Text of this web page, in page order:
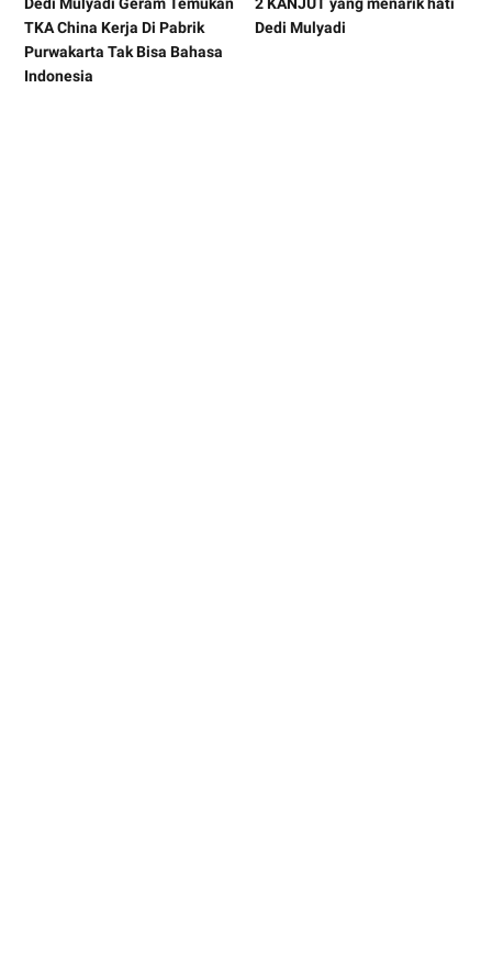
TKA China Kerja Di Pabrik
Purwakarta Tak Bisa Bahasa
Indonesia
Dedi Mulyadi